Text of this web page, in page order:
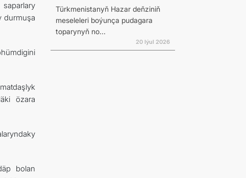
durmuşa
özara
bolan
Türkmenistanyň Hazar deňziniň
meseleleri boýunça pudagara
toparynyň no...
20 Iýul 2026